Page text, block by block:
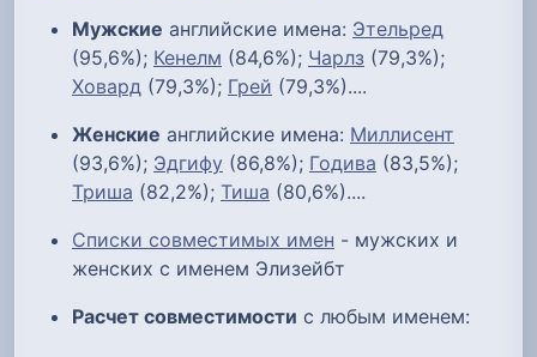
Мужские английские имена: Этельред
(95,6%); Кенелм (84,6%); Чарлз (79,3%);
Ховард (79,3%); Грей (79,3%)....
Женские английские имена: Миллисент
(93,6%); Эдгифу (86,8%); Годива (83,5%);
Триша (82,2%); Тиша (80,6%)....
Списки совместимых имен - мужских и
женских с именем Элизейбт
Расчет совместимости с любым именем: